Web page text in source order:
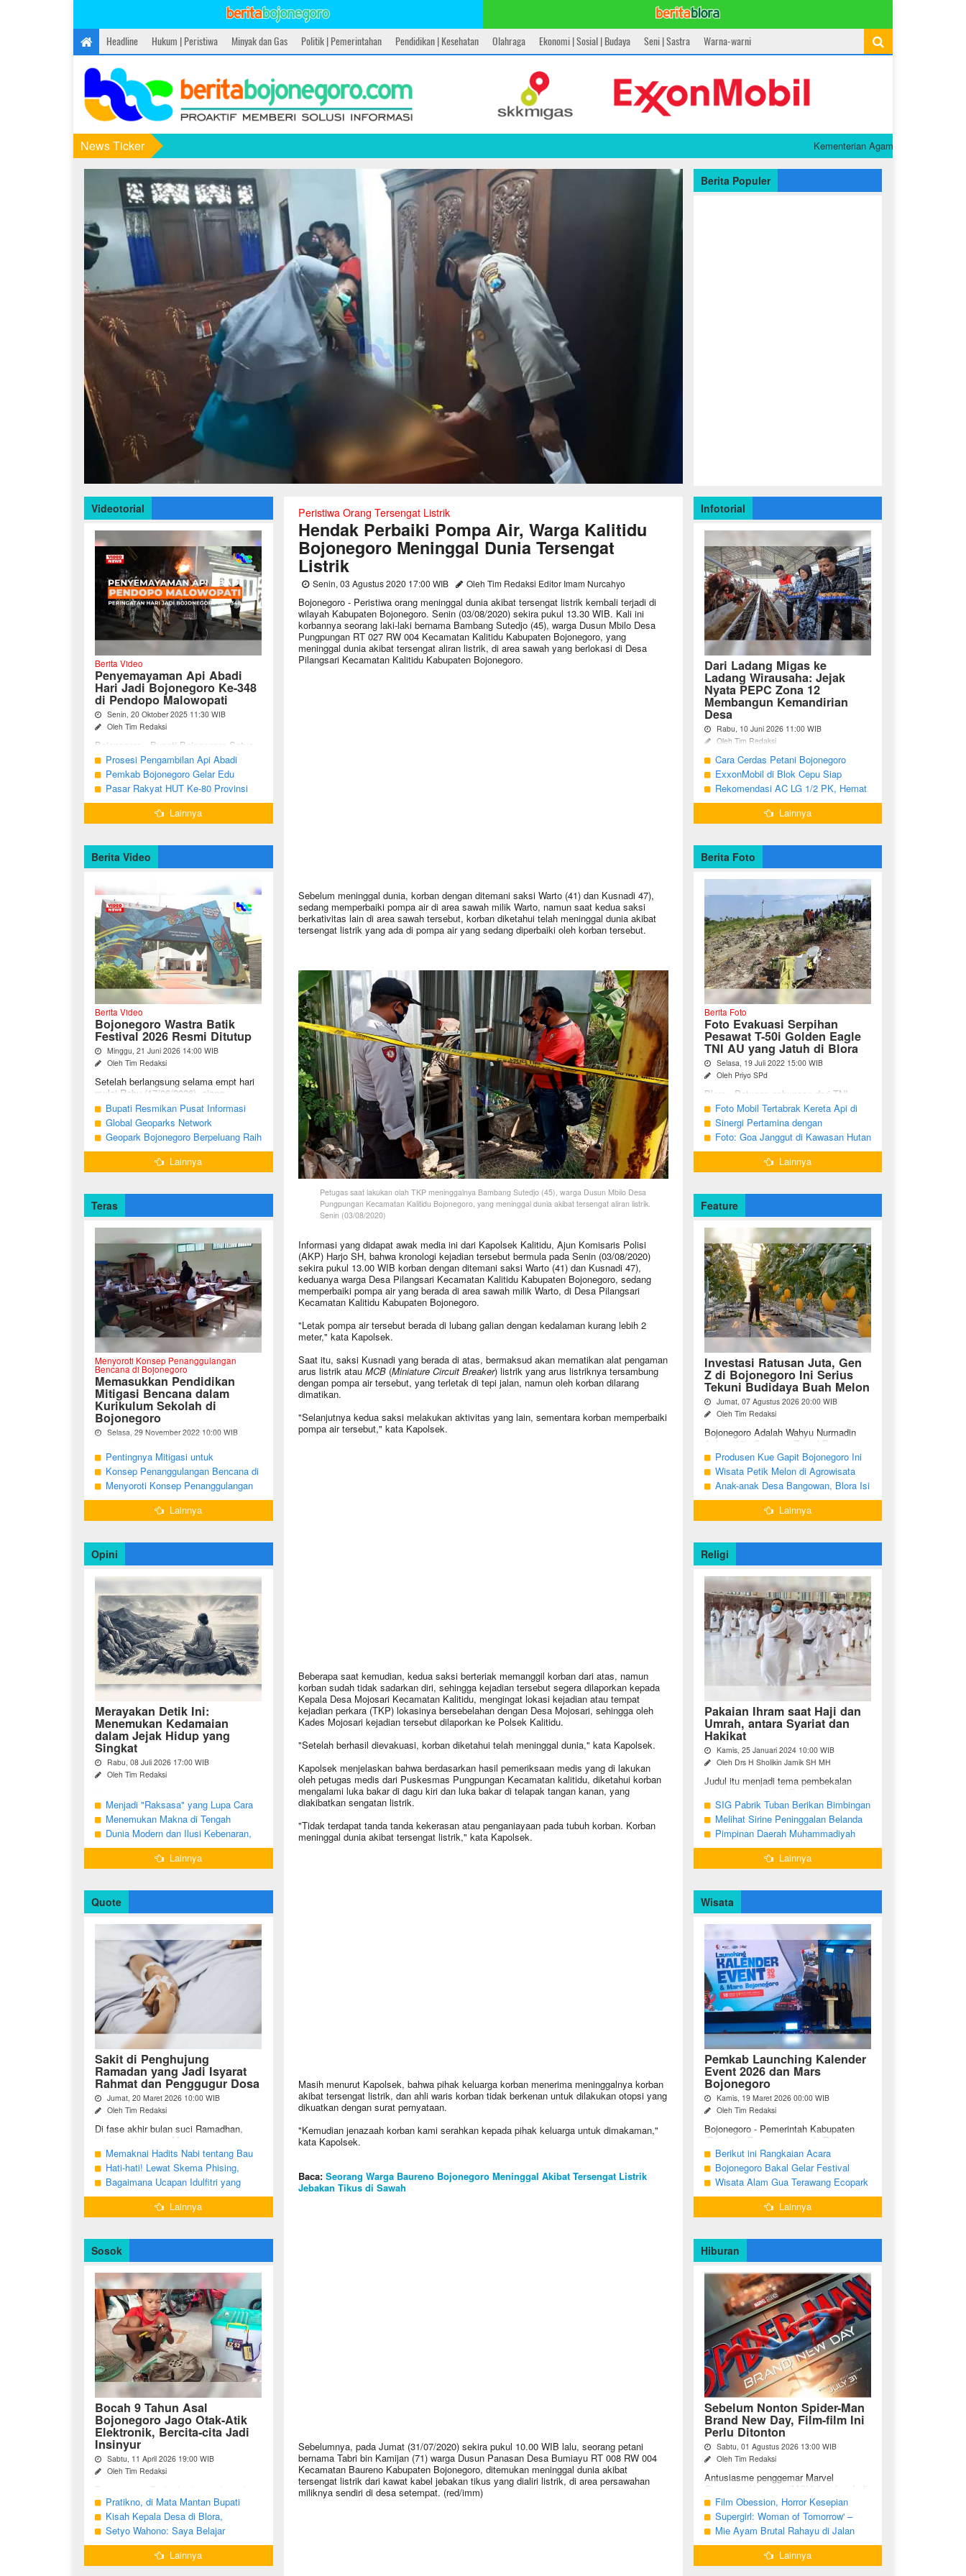
Headline Hukum | Peristiwa Minyak dan Gas Politik | Pemerintahan Pendidikan | Kesehatan Olahraga Ekonomi | Sosial | Budaya Seni | Sastra Warna-warni
News Ticker Kementerian Agama Raih Popular
Berita Populer
Peristiwa Orang Tersengat Listrik
Hendak Perbaiki Pompa Air, Warga Kalitidu
Bojonegoro Meninggal Dunia Tersengat
Listrik
Senin, 03 Agustus 2020 17:00 WIB Oleh Tim Redaksi Editor Imam Nurcahyo
Bojonegoro - Peristiwa orang meninggal dunia akibat tersengat listrik kembali terjadi di
wilayah Kabupaten Bojonegoro. Senin (03/08/2020) sekira pukul 13.30 WIB. Kali ini
korbannya seorang laki-laki bernama Bambang Sutedjo (45), warga Dusun Mbilo Desa
Pungpungan RT 027 RW 004 Kecamatan Kalitidu Kabupaten Bojonegoro, yang
meninggal dunia akibat tersengat aliran listrik, di area sawah yang berlokasi di Desa
Pilangsari Kecamatan Kalitidu Kabupaten Bojonegoro.
Sebelum meninggal dunia, korban dengan ditemani saksi Warto (41) dan Kusnadi 47),
sedang memperbaiki pompa air di area sawah milik Warto, namun saat kedua saksi
berkativitas lain di area sawah tersebut, korban diketahui telah meninggal dunia akibat
tersengat listrik yang ada di pompa air yang sedang diperbaiki oleh korban tersebut.
Petugas saat lakukan olah TKP meninggalnya Bambang Sutedjo (45), warga Dusun Mbilo Desa
Pungpungan Kecamatan Kalitidu Bojonegoro, yang meninggal dunia akibat tersengat aliran listrik.
Senin (03/08/2020)
Informasi yang didapat awak media ini dari Kapolsek Kalitidu, Ajun Komisaris Polisi
(AKP) Harjo SH, bahwa kronologi kejadian tersebut bermula pada Senin (03/08/2020)
sekira pukul 13.00 WIB korban dengan ditemani saksi Warto (41) dan Kusnadi 47),
keduanya warga Desa Pilangsari Kecamatan Kalitidu Kabupaten Bojonegoro, sedang
memperbaiki pompa air yang berada di area sawah milik Warto, di Desa Pilangsari
Kecamatan Kalitidu Kabupaten Bojonegoro.
"Letak pompa air tersebut berada di lubang galian dengan kedalaman kurang lebih 2
meter," kata Kapolsek.
Saat itu, saksi Kusnadi yang berada di atas, bermaksud akan mematikan alat pengaman
arus listrik atau MCB(Miniature Circuit Breaker) listrik yang arus listriknya tersambung
dengan pompa air tersebut, yang terletak di tepi jalan, namun oleh korban dilarang
dimatikan.
"Selanjutnya kedua saksi melakukan aktivitas yang lain, sementara korban memperbaiki
pompa air tersebut," kata Kapolsek.
Beberapa saat kemudian, kedua saksi berteriak memanggil korban dari atas, namun
korban sudah tidak sadarkan diri, sehingga kejadian tersebut segera dilaporkan kepada
Kepala Desa Mojosari Kecamatan Kalitidu, mengingat lokasi kejadian atau tempat
kejadian perkara (TKP) lokasinya bersebelahan dengan Desa Mojosari, sehingga oleh
Kades Mojosari kejadian tersebut dilaporkan ke Polsek Kalitidu.
"Setelah berhasil dievakuasi, korban diketahui telah meninggal dunia," kata Kapolsek.
Kapolsek menjelaskan bahwa berdasarkan hasil pemeriksaan medis yang di lakukan
oleh petugas medis dari Puskesmas Pungpungan Kecamatan kalitidu, diketahui korban
mengalami luka bakar di dagu kiri dan luka bakar di telapak tangan kanan, yang
diakibatkan sengatan listrik.
"Tidak terdapat tanda tanda kekerasan atau penganiayaan pada tubuh korban. Korban
meninggal dunia akibat tersengat listrik," kata Kapolsek.
Masih menurut Kapolsek, bahwa pihak keluarga korban menerima meninggalnya korban
akibat tersengat listrik, dan ahli waris korban tidak berkenan untuk dilakukan otopsi yang
dikuatkan dengan surat pernyataan.
"Kemudian jenazaah korban kami serahkan kepada pihak keluarga untuk dimakaman,"
kata Kapolsek.
Baca: Seorang Warga Baureno Bojonegoro Meninggal Akibat Tersengat Listrik
Jebakan Tikus di Sawah
Sebelumnya, pada Jumat (31/07/2020) sekira pukul 10.00 WIB lalu, seorang petani
bernama Tabri bin Kamijan (71) warga Dusun Panasan Desa Bumiayu RT 008 RW 004
Kecamatan Baureno Kabupaten Bojonegoro, ditemukan meninggal dunia akibat
tersengat listrik dari kawat kabel jebakan tikus yang dialiri listrik, di area persawahan
miliknya sendiri di desa setempat. (red/imm)
Videotorial
Berita Video
Penyemayaman Api Abadi
Hari Jadi Bojonegoro Ke-348
di Pendopo Malowopati
Senin, 20 Oktober 2025 11:30 WIB
Oleh Tim Redaksi
Bojonegoro - Bupati Bojonegoro Setyo
Wahono, didampingi Wakil Bupati Nurul
Azizah dan Ketua DPRD Abdulloh
Umar, bersama jajaran Forkopimda
Bojonegoro ...
Prosesi Pengambilan Api Abadi
Peringatan Hari Jadi Bojonegoro Ke-
348
Pemkab Bojonegoro Gelar Edu
Champ dan Coaching Clinic Seni
Reog dan Jaranan
Pasar Rakyat HUT Ke-80 Provinsi
Jawa Timur di Bojonegoro
Lainnya
Berita Video
Berita Video
Bojonegoro Wastra Batik
Festival 2026 Resmi Ditutup
Minggu, 21 Juni 2026 14:00 WIB
Oleh Tim Redaksi
Setelah berlangsung selama empt hari
mulai Rabu (17/06/2026), ajang
Bojonegoro Wastra Batik Festival
(BWBF) 2026 resmi ditutup oleh Ketua
Dekranasda ...
Bupati Resmikan Pusat Informasi
Geologi Geopark Bojonegoro
Global Geoparks Network
Association Kunjungi Sejumlah
Geosite di Bojonegoro
Geopark Bojonegoro Berpeluang Raih
UNESCO Global Geopark
Lainnya
Teras
Menyoroti Konsep Penanggulangan
Bencana di Bojonegoro
Memasukkan Pendidikan
Mitigasi Bencana dalam
Kurikulum Sekolah di
Bojonegoro
Selasa, 29 November 2022 10:00 WIB
"Berdasarkan Undang-undang Nomor 24
Tahun 2007, tentang Penanggulangan
Bencana, Pemerintah dan Pemerintah
Daerah menjadi penanggung jawab
dalam penyelenggaraan
penanggulangan bencana. ...
Pentingnya Mitigasi untuk
Mengurangi Risiko Bencana di
Bojonegoro
Konsep Penanggulangan Bencana di
Bojonegoro Masih Mengutamakan
Tanggap Darurat
Menyoroti Konsep Penanggulangan
Bencana di Kabupaten Bojonegoro
Lainnya
Opini
Merayakan Detik Ini:
Menemukan Kedamaian
dalam Jejak Hidup yang
Singkat
Rabu, 08 Juli 2026 17:00 WIB
Oleh Tim Redaksi
pagi, menatap cermin, dan menyadari
bahwa garis-garis halus di wajah bukan
sekadar tanda penuaan, melainkan ...
Menjadi "Raksasa" yang Lupa Cara
Jadi Manusia
Menemukan Makna di Tengah
Langkah yang Belum Selesai
Dunia Modern dan Ilusi Kebenaran,
Antara Kesadaran dan terjebak Tipu
Lainnya
Quote
Sakit di Penghujung
Ramadan yang Jadi Isyarat
Rahmat dan Penggugur Dosa
Jumat, 20 Maret 2026 10:00 WIB
Oleh Tim Redaksi
Di fase akhir bulan suci Ramadhan,
tidak sedikit umat Muslim yang justru
diuji dengan kondisi kesehatan yang
menurun. Di tengah ...
Memaknai Hadits Nabi tentang Bau
Mulut Orang Berpuasa Secara Bijak
Agar Tidak Menggangu
Hati-hati! Lewat Skema Phising,
Akun Instagram Bisa Dibajak Kurang
dari 3 Menit
Bagaimana Ucapan Idulfitri yang
Benar Sesuai Sunah Rasulullah
Lainnya
Sosok
Bocah 9 Tahun Asal
Bojonegoro Jago Otak-Atik
Elektronik, Bercita-cita Jadi
Insinyur
Sabtu, 11 April 2026 19:00 WIB
Oleh Tim Redaksi
seusianya, seorang bocah dari Desa
Growok, Kecamatan Dander, Kabupaten
Bojonegoro ini justru memiliki minat
besar ...
Pratikno, di Mata Mantan Bupati
Bojonegoro, Kang Yoto
Kisah Kepala Desa di Blora,
Menjabat Tiga Periode Tapi Masih
Hidup Sederhana
Setyo Wahono: Saya Belajar
Pengabdian dari Orang Tua
Lainnya
Infotorial
Dari Ladang Migas ke
Ladang Wirausaha: Jejak
Nyata PEPC Zona 12
Membangun Kemandirian
Desa
Rabu, 10 Juni 2026 11:00 WIB
Oleh Tim Redaksi
Bojonegoro - Berakhirnya fase
pengembangan Proyek Gas Jambaran-
Tiung Biru (JTB) pada 2021 menjadi
titik balik bagi ratusan pemuda Desa
Bandungrejo, ...
Cara Cerdas Petani Bojonegoro
Menguatkan Ekonomi Keluarga
ExxonMobil di Blok Cepu Siap
Hadapi Target Produksi 2026
Rekomendasi AC LG 1/2 PK, Hemat
Listrik dan Pendinginan Maksimal
Lainnya
Berita Foto
Berita Foto
Foto Evakuasi Serpihan
Pesawat T-50i Golden Eagle
TNI AU yang Jatuh di Blora
Selasa, 19 Juli 2022 15:00 WIB
Oleh Priyo SPd
Blora - Petugas gabungan dari TNI,
Polri, BPBD dan warga sekitar terus
melakukan pencarian terhadap serpihan
pesawat tempur T-50i Golden ...
Foto Mobil Tertabrak Kereta Api di
Kalitidu, Bojonegoro
Sinergi Pertamina dengan
Masyarakat Desa
Foto: Goa Janggut di Kawasan Hutan
Ngorogunung, Bubulan, Bojonegoro
Lainnya
Feature
Investasi Ratusan Juta, Gen
Z di Bojonegoro Ini Serius
Tekuni Budidaya Buah Melon
Jumat, 07 Agustus 2026 20:00 WIB
Oleh Tim Redaksi
Bojonegoro Adalah Wahyu Nurmadin
Azhar (23), Generasi Z asal Desa
Sumodikaran RT 004 RW 002,
Kecamatan Dander, Kabupaten
Bojonegoro, Jawa ...
Produsen Kue Gapit Bojonegoro Ini
Banjir Pesanan Hingga Puluhan Juta
di Bulan Ramadan
Wisata Petik Melon di Agrowisata
Girli Farm Blora, Tak Sampai 5 Hari
Sudah Ludes Terjual
Anak-anak Desa Bangowan, Blora Isi
Waktu Jelang Buka Puasa dengan
Latihan GamelanLainnya
Religi
Pakaian Ihram saat Haji dan
Umrah, antara Syariat dan
Hakikat
Kamis, 25 Januari 2024 10:00 WIB
Oleh Drs H Sholikin Jamik SH MH
Judul itu menjadi tema pembekalan
(24/01/2024) di Masjid Nabawi al
Munawaroh, Madinah, kepada jemaah
umrah dari ...
SIG Pabrik Tuban Berikan Bimbingan
Manasik Haji kepada CJH Kabupaten
Tuban
Melihat Sirine Peninggalan Belanda
Penanda Buka Puasa di Pendopo
Bupati Blora
Pimpinan Daerah Muhammadiyah
Bojonegoro Akan Gelar Salat
Iduladha 9 Juli 2022
Lainnya
Wisata
Pemkab Launching Kalender
Event 2026 dan Mars
Bojonegoro
Kamis, 19 Maret 2026 00:00 WIB
Oleh Tim Redaksi
Bojonegoro - Pemerintah Kabupaten
(Pemkab) Bojonegoro, pada Rabu
malam (18/03/2026), bertempat di Jalan
Mas Tumapel Bojoonegoro,
melaunching Kalender Event
Bojonegoro ...
Berikut ini Rangkaian Acara
Peringatan Hari Jadi Bojonegoro Ke-
348 Tahun 2025
Bojonegoro Bakal Gelar Festival
Geopark 2025
Wisata Alam Gua Terawang Ecopark
Blora Kini Semakin Menarik
Lainnya
Hiburan
Sebelum Nonton Spider-Man
Brand New Day, Film-film Ini
Perlu Ditonton
Sabtu, 01 Agustus 2026 13:00 WIB
Oleh Tim Redaksi
Antusiasme penggemar Marvel
Cinematic Universe (MCU) kini kembali
meningkat seiring tayangnya
petualangan terbaru Spider-Man Brand
New Day. Bagi penggemar garis ...
Film Obession, Horror Kesepian
Generasi Saat Ini
Supergirl: Woman of Tomorrow' –
Potensi yang Terperangkap dalam
Narasi Generik
Mie Ayam Brutal Rahayu di Jalan
Pemuda Bojonegoro, Kuliner dengan
Banyak Pilihan Menu
Lainnya